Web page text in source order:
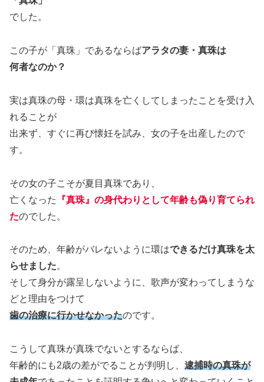
でした。
この子が「真珠」であるならばアラタの妻・真珠は
何者なのか？
実は真珠の母・環は真珠を亡くしてしまったことを受け入
れることが
出来ず、すぐに再び懐妊を試み、女の子を出産したので
す。
その女の子こそが夏目真珠であり、
亡くなった
『真珠』の身代わりとして年齢も偽り育てられ
たのでした。
そのため、年齢がバレないように環はできるだけ真珠を太
らせました。
そして身分が露呈しないように、歌声が変わってしまうな
どと理由をつけて
歯の治療に行かせなかったのです。
こうして真珠が真珠でないとするならば、
年齢的にも2歳の差がでることが判明し、 逮捕時の真珠が